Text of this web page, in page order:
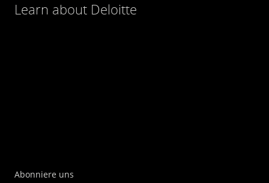
Learn about Deloitte
Abonniere uns